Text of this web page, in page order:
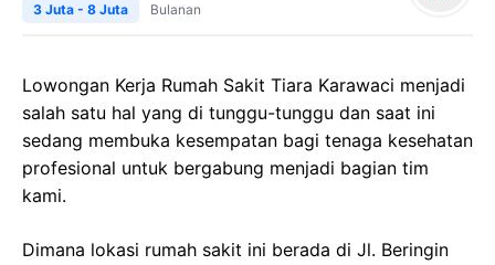
3 Juta - 8 Juta Bulanan
Lowongan Kerja Rumah Sakit Tiara Karawaci menjadi
salah satu hal yang di tunggu-tunggu dan saat ini
sedang membuka kesempatan bagi tenaga kesehatan
profesional untuk bergabung menjadi bagian tim
kami.
Dimana lokasi rumah sakit ini berada di Jl. Beringin